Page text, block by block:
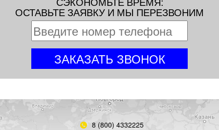
ОСТАВЬТЕ ЗАЯВКУ И МЫ ПЕРЕЗВОНИМ
8 (800) 4332225